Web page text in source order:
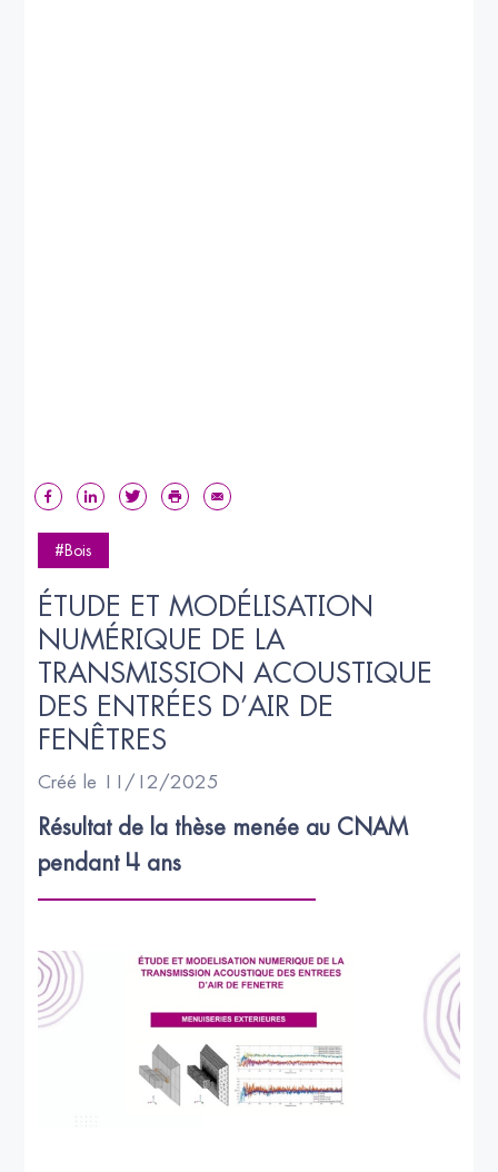
#Bois
ÉTUDE ET MODÉLISATION
NUMÉRIQUE DE LA
TRANSMISSION ACOUSTIQUE
DES ENTRÉES D’AIR DE
FENÊTRES
Créé le 11/12/2025
Résultat de la thèse menée au CNAM
pendant 4 ans